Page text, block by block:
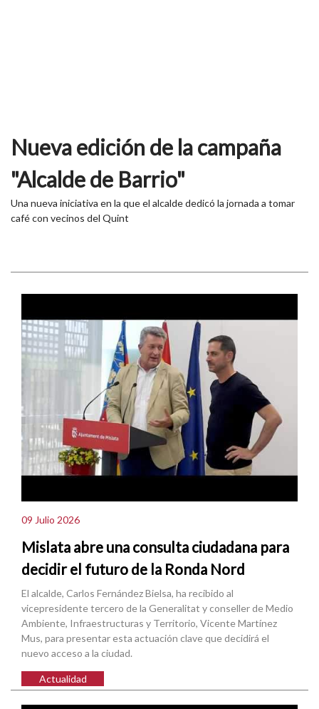
Nueva edición de la campaña
"Alcalde de Barrio"
Una nueva iniciativa en la que el alcalde dedicó la jornada a tomar
café con vecinos del Quint
09 Julio 2026
Mislata abre una consulta ciudadana para
decidir el futuro de la Ronda Nord
El alcalde, Carlos Fernández Bielsa, ha recibido al
vicepresidente tercero de la Generalitat y conseller de Medio
Ambiente, Infraestructuras y Territorio, Vicente Martínez
Mus, para presentar esta actuación clave que decidirá el
nuevo acceso a la ciudad.
Actualidad